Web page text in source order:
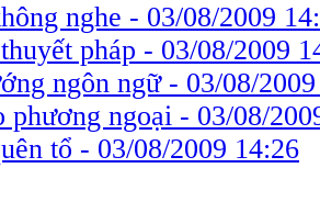
nghe - 03/08/2009
pháp - 03/08/2009
ngôn ngữ - 03/08/
phương ngoại - 03/08/
tổ - 03/08/2009 14:26